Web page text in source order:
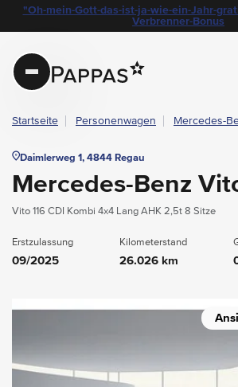
Navigation überspringen
Zum Hauptcontent
Zur Hauptnavigation springen
layout.table-of-content
Technische Daten
Fahrzeugausstattung
Leasing
Beispielangebot
Standort & Ansprechpartner
Das könnte Sie auch interessieren
Angebote & Aktionen bei Pappas
"Oh-mein-Gott-das-ist-ja-wie-ein-Jahr-
Verbrenner-Bonus
Pappas
Startseite Personenwagen Mercedes-
Daimlerweg 1, 4844 Regau
Mercedes-Benz
Vito 116 CDI Kombi 4x4 Lang AHK 2,5t 8 Sitze
Erstzulassung
09/2025
Kilometerstand
26.026 km